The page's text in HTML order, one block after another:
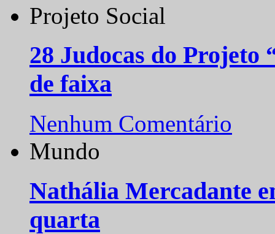
Projeto Social
28 Judocas do
de faixa
Nenhum Comentário
Mundo
Nathália Mercadante
quarta